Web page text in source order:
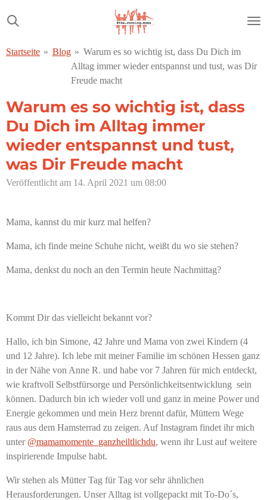
Hauptinhalt
Startseite » Blog » Warum es so wichtig ist, dass Du Dich im
Alltag immer wieder entspannst und tust, was Dir
Freude macht
Warum es so wichtig ist, dass
Du Dich im Alltag immer
wieder entspannst und tust,
was Dir Freude macht
Veröffentlicht am 14. April 2021 um 08:00
Mama, kannst du mir kurz mal helfen?
Mama, ich finde meine Schuhe nicht, weißt du wo sie stehen?
Mama, denkst du noch an den Termin heute Nachmittag?
Kommt Dir das vielleicht bekannt vor?
Hallo, ich bin Simone, 42 Jahre und Mama von zwei Kindern (4
und 12 Jahre). Ich lebe mit meiner Familie im schönen Hessen ganz
in der Nähe von Anne R. und habe vor 7 Jahren für mich entdeckt,
wie kraftvoll Selbstfürsorge und Persönlichkeitsentwicklung sein
können. Dadurch bin ich wieder voll und ganz in meine Power und
Energie gekommen und mein Herz brennt dafür, Müttern Wege
raus aus dem Hamsterrad zu zeigen. Auf Instagram findet ihr mich
unter @mamamomente_ganzheiltlichdu, wenn ihr Lust auf weitere
inspirierende Impulse habt.
Wir stehen als Mütter Tag für Tag vor sehr ähnlichen
Herausforderungen. Unser Alltag ist vollgepackt mit To-Do´s,